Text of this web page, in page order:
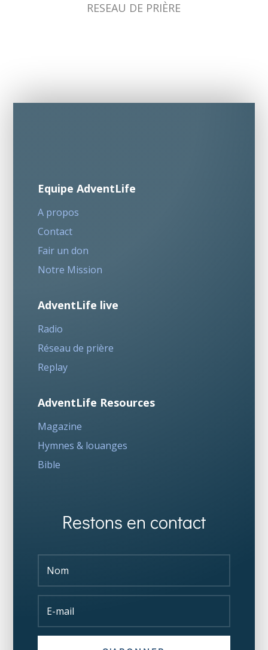
RESEAU DE PRIÈRE
Equipe AdventLife
A propos
Contact
Fair un don
Notre Mission
AdventLife live
Radio
Réseau de prière
Replay
AdventLife Resources
Magazine
Hymnes & louanges
Bible
Restons en contact